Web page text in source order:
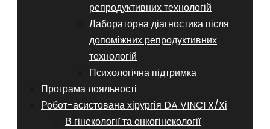
репродуктивних технологій
​​Лабораторна діагностика після
допоміжних репродуктивних
технологій
​​Психологічна підтримка
Програма лояльності
Робот-асистована хірургія DA VINCI X/Xі
В гінекології та онкогінекології